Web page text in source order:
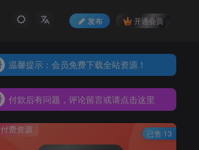
发布 开通会员
温馨提示：会员免费下载全站资源！
温馨提示：会员免费下载全站资源！
付款后有问题，评论留言或请点击这里
付款后有问题，评论留言或请点击这里
付款后有问题，评论留言或请点击这里
付费资源 已售 13